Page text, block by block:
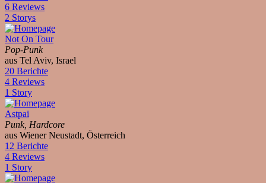
6 Reviews
2 Storys
Not On Tour
Pop-Punk
aus Tel Aviv, Israel
20 Berichte
4 Reviews
1 Story
Astpai
Punk, Hardcore
aus Wiener Neustadt, Österreich
12 Berichte
4 Reviews
1 Story